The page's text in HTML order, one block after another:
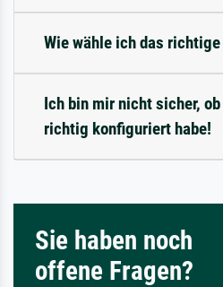
Wie wähle ich das
Ich bin mir nicht sicher,
richtig konfiguriert habe!
Sie haben noch
offene Fragen?